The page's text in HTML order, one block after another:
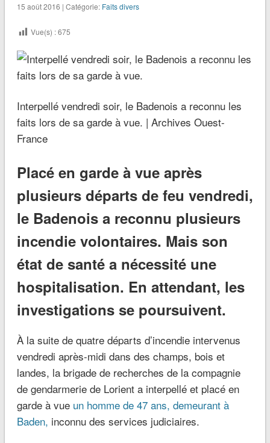
15 août 2016 | Catégorie: Faits divers
Vue(s) :675
Interpellé vendredi soir, le Badenois a reconnu les
faits lors de sa garde à vue. | Archives Ouest-
France
Placé en garde à vue après
plusieurs départs de feu vendredi,
le Badenois a reconnu plusieurs
incendie volontaires. Mais son
état de santé a nécessité une
hospitalisation. En attendant, les
investigations se poursuivent.
À la suite de quatre départs d’incendie intervenus
vendredi après-midi dans des champs, bois et
landes, la brigade de recherches de la compagnie
de gendarmerie de Lorient a interpellé et placé en
garde à vue un homme de 47 ans, demeurant à
Baden, inconnu des services judiciaires.